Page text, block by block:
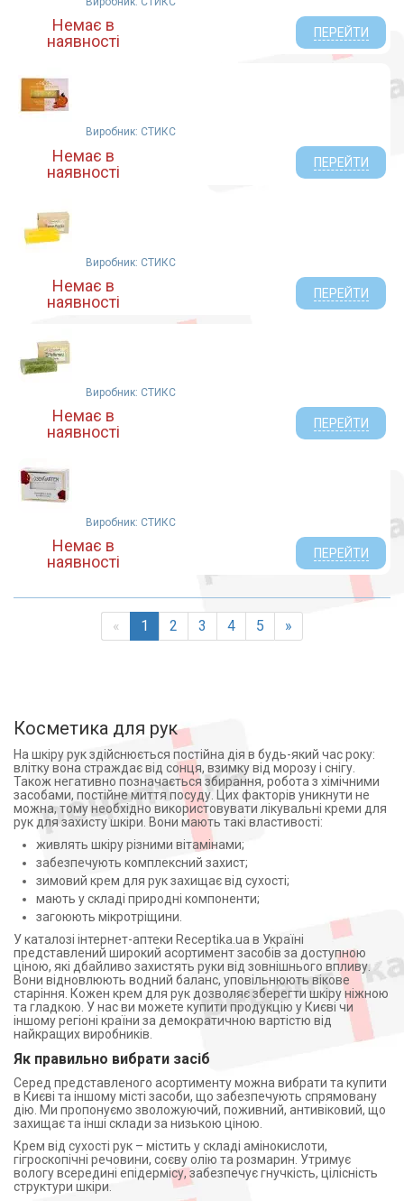
Немає в
наявності
ПЕРЕЙТИ
Виробник: СТИКС
Немає в
наявності
ПЕРЕЙТИ
Виробник: СТИКС
Немає в
наявності
ПЕРЕЙТИ
Виробник: СТИКС
Немає в
наявності
ПЕРЕЙТИ
Виробник: СТИКС
Немає в
наявності
ПЕРЕЙТИ
« 1 2 3 4 5 »
Косметика для рук
На шкіру рук здійснюється постійна дія в будь-який час року:
влітку вона страждає від сонця, взимку від морозу і снігу.
Також негативно позначається збирання, робота з хімічними
засобами, постійне миття посуду. Цих факторів уникнути не
можна, тому необхідно використовувати лікувальні креми для
рук для захисту шкіри. Вони мають такі властивості:
живлять шкіру різними вітамінами;
забезпечують комплексний захист;
зимовий крем для рук захищає від сухості;
мають у складі природні компоненти;
загоюють мікротріщини.
У каталозі інтернет-аптеки Receptika.ua в Україні
представлений широкий асортимент засобів за доступною
ціною, які дбайливо захистять руки від зовнішнього впливу.
Вони відновлюють водний баланс, уповільнюють вікове
старіння. Кожен крем для рук дозволяє зберегти шкіру ніжною
та гладкою. У нас ви можете купити продукцію у Києві чи
іншому регіоні країни за демократичною вартістю від
найкращих виробників.
Як правильно вибрати засіб
Серед представленого асортименту можна вибрати та купити
в Києві та іншому місті засоби, що забезпечують спрямовану
дію. Ми пропонуємо зволожуючий, поживний, антивіковий, що
захищає та інші склади за низькою ціною.
Крем від сухості рук – містить у складі амінокислоти,
гігроскопічні речовини, соєву олію та розмарин. Утримує
вологу всередині епідермісу, забезпечує гнучкість, цілісність
структури шкіри.